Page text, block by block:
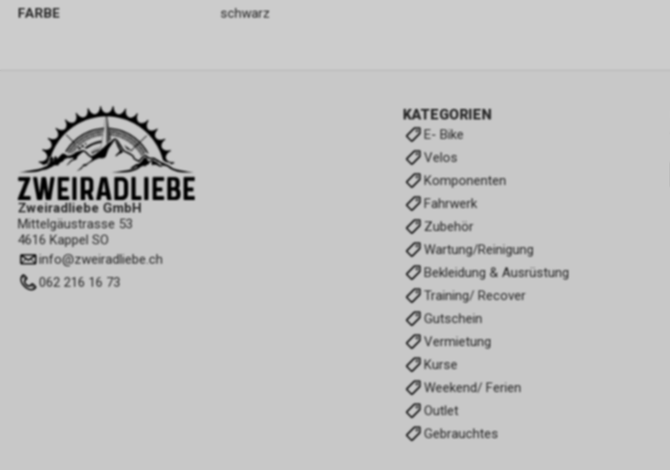
FARBE schwarz
Zweiradliebe GmbH
Mittelgäustrasse 53
4616 Kappel SO
info@zweiradliebe.ch
062 216 16 73
KATEGORIEN
E- Bike
Velos
Komponenten
Fahrwerk
Zubehör
Wartung/Reinigung
Bekleidung & Ausrüstung
Training/ Recover
Gutschein
Vermietung
Kurse
Weekend/ Ferien
Outlet
Gebrauchtes